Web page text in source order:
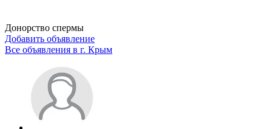
Донорство спермы
Добавить объявление
Все объявления в г. Крым